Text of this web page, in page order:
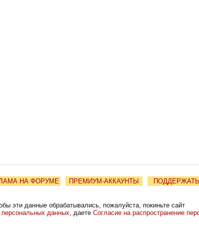
НА ФОРУМЕ ПРЕМИУМ-АККАУНТЫ
эти данные обрабатывались, пожалуйста, покиньте сайт
персональных данных, даете Согласие на распространение